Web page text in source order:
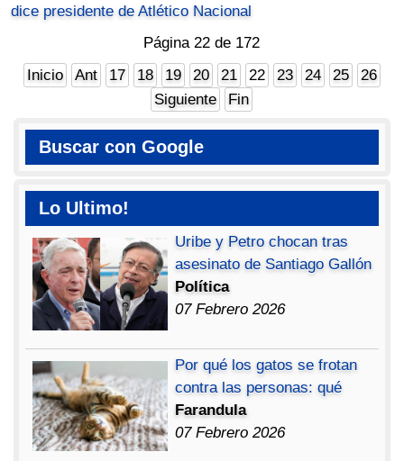
dice presidente de Atlético Nacional
Página 22 de 172
Inicio
Ant 17 18 19 20 21 22 23 24 25
26
Siguiente
Fin
Buscar con Google
Lo Ultimo!
Uribe y Petro chocan tras
asesinato de Santiago Gallón
Política
07 Febrero 2026
Por qué los gatos se frotan
contra las personas: qué
Farandula
07 Febrero 2026